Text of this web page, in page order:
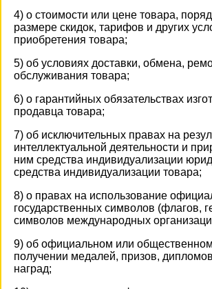
4) о стоимости или цене товара,
размере скидок, тарифов и других
приобретения товара;
5) об условиях доставки, обмена,
обслуживания товара;
6) о гарантийных обязательствах
продавца товара;
7) об исключительных правах на
интеллектуальной деятельности и
ним средства индивидуализации
средства индивидуализации товара;
8) о правах на использование
государственных символов (флагов,
символов международных
9) об официальном или
получении медалей, призов,
наград;